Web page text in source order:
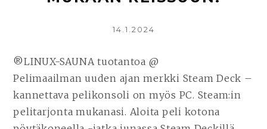
KIRJOITETTU
14.1.2024
®LINUX-SAUNA tuotantoa @
Pelimaailman uuden ajan merkki Steam Deck –
kannettava pelikonsoli on myös PC. Steam:in
pelitarjonta mukanasi. Aloita peli kotona